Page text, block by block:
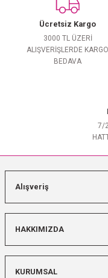
Ücretsiz Kargo
3000 TL ÜZERİ
ALIŞVERİŞLERDE KARGO
BEDAVA
7/
Alışveriş
HAKKIMIZDA
KURUMSAL